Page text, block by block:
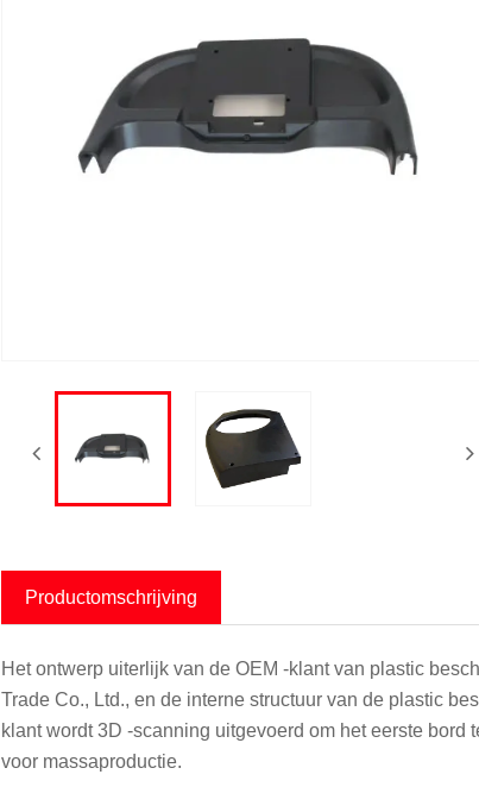
Productomschrijving
Het ontwerp uiterlijk van de OEM -klant van plastic
Trade Co., Ltd., en de interne structuur van de plastic
klant wordt 3D -scanning uitgevoerd om het eerste
voor massaproductie.